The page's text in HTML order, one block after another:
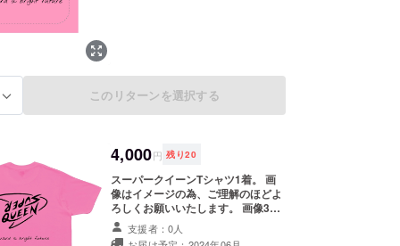
このリターンを選択する
4,000円 残り20
スーパークイーンTシャツ1着。 画
像はイメージの為、ご理解のほどよ
ろしくお願いいたします。 画像3は
左袖になります。 カラーはピンクの
み。 サイズはオプションから
支援者：0人